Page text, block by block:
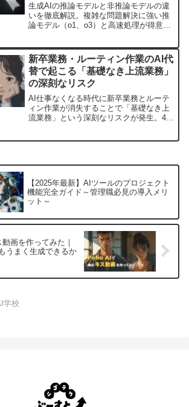
生成AIの推論モデルと非推論モデルの違
いを徹底解説。複雑な問題解決に強い推
論モデル（o1、o3）と高速処理が得意な
から、業務シーンに応じた最適な使い分
け方法を具体例付きで紹介します。
新卒業務・ルーティン作業のAI代
替で起こる「基礎なき上流業務」
の深刻なリスク
AI仕事なくなる時代に新卒業務とルーテ
ィン作業が消失することで「基礎なき上
流業務」という深刻なリスクが発生。42
【2025年最新】AIツールのプロジェクト
機能完全ガイド～管理職必見の導入メリ
ット～
画を作ってみた｜
うまく生成できるか
学校